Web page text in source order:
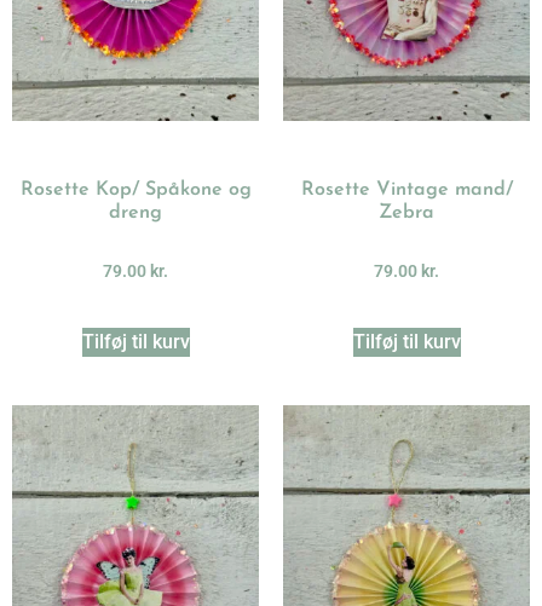
Rosette Kop/ Spåkone og
dreng
79.00 kr.
Tilføj til kurv
Rosette Vintage mand/
Zebra
79.00 kr.
Tilføj til kurv